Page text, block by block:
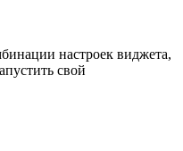
настроек виджета,
свой